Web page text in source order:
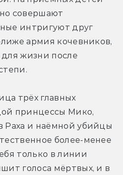
совершают
интригуют друг
армия кочевников,
жизни после
трёх главных
принцессы Мико,
Раха и наёмной убийцы
более-менее
только в линии
голоса мёртвых, и в